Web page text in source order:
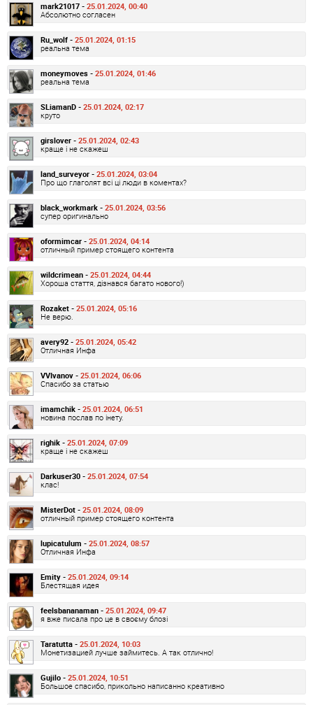
mark21017 - 25.01.2024, 00:40
Абсолютно согласен
Ru_wolf - 25.01.2024, 01:15
реальна тема
moneymoves - 25.01.2024, 01:46
реальна тема
SLiamanD - 25.01.2024, 02:17
круто
girslover - 25.01.2024, 02:43
краще і не скажеш
land_surveyor - 25.01.2024, 03:04
Про що глаголят всі ці люди в коментах?
black_workmark - 25.01.2024, 03:56
супер оригинально
oformimcar - 25.01.2024, 04:14
отличный пример стоящего контента
wildcrimean - 25.01.2024, 04:44
Хороша стаття, дізнався багато нового!)
Rozaket - 25.01.2024, 05:16
Не верю.
avery92 - 25.01.2024, 05:42
Отличная Инфа
VVIvanov - 25.01.2024, 06:06
Спасибо за статью
imamchik - 25.01.2024, 06:51
новина послав по інету.
righik - 25.01.2024, 07:09
краще і не скажеш
Darkuser30 - 25.01.2024, 07:54
клас!
MisterDot - 25.01.2024, 08:09
отличный пример стоящего контента
lupicatulum - 25.01.2024, 08:57
Отличная Инфа
Emity - 25.01.2024, 09:14
Блестящая идея
feelsbananaman - 25.01.2024, 09:47
я вже писала про це в своєму блозі
Taratutta - 25.01.2024, 10:03
Монетизацией лучше займитесь. А так отлично!
Gujilo - 25.01.2024, 10:51
Большое спасибо, прикольно написанно креативно